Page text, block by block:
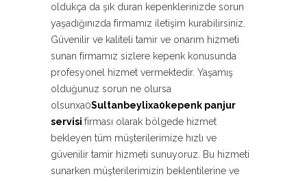
oldukça da şık duran kepenklerinizde sorun
yaşadığınızda firmamız iletişim kurabilirsiniz.
Güvenilir ve kaliteli tamir ve onarım hizmeti
sunan firmamız sizlere kepenk konusunda
profesyonel hizmet vermektedir. Yaşamış
olduğunuz sorun ne olursa
olsunxa0Sultanbeylixa0kepenk panjur
servisi firması olarak bölgede hizmet
bekleyen tüm müşterilerimize hızlı ve
güvenilir tamir hizmeti sunuyoruz. Bu hizmeti
sunarken müşterilerimizin beklentilerine ve